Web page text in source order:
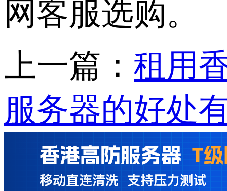
网客服选购。
上一篇： 租用
服务器的好处